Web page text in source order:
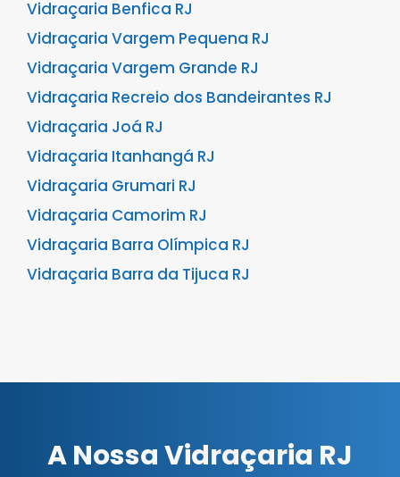
Vidraçaria Benfica RJ
Vidraçaria Vargem Pequena RJ
Vidraçaria Vargem Grande RJ
Vidraçaria Recreio dos Bandeirantes RJ
Vidraçaria Joá RJ
Vidraçaria Itanhangá RJ
Vidraçaria Grumari RJ
Vidraçaria Camorim RJ
Vidraçaria Barra Olímpica RJ
Vidraçaria Barra da Tijuca RJ
A Nossa Vidraçaria RJ